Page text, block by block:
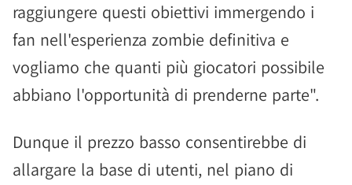
raggiungere questi obiettivi immergendo i
fan nell'esperienza zombie definitiva e
vogliamo che quanti più giocatori possibile
abbiano l'opportunità di prenderne parte".
Dunque il prezzo basso consentirebbe di
allargare la base di utenti, nel piano di